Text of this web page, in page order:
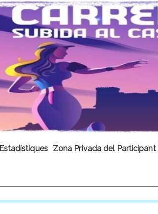
Estadístiques Zona Privada del Participant